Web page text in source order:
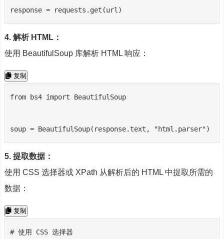
response = requests.get(url)
4. 解析 HTML：
使用 BeautifulSoup 库解析 HTML 响应：
复制
from bs4 import BeautifulSoup
soup = BeautifulSoup(response.text, "html.parser")
5. 提取数据：
使用 CSS 选择器或 XPath 从解析后的 HTML 中提取所需的
数据：
复制
# 使用 CSS 选择器